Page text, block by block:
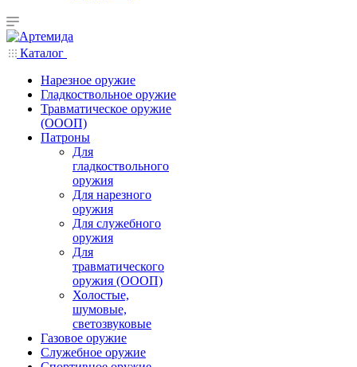
Каталог
Нарезное оружие
Гладкоствольное оружие
Травматическое оружие
(ОООП)
Патроны
Для
гладкоствольного
оружия
Для нарезного
оружия
Для служебного
оружия
Для
травматического
оружия (ОООП)
Холостые,
шумовые,
светозвуковые
Газовое оружие
Служебное оружие